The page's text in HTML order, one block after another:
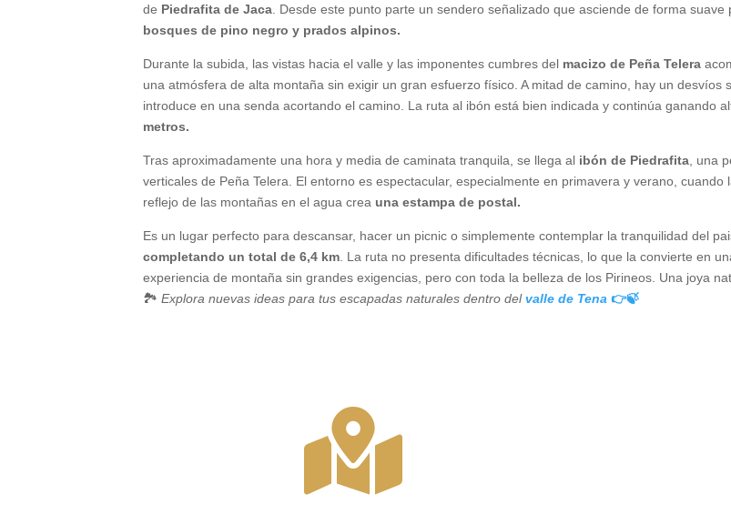
de Piedrafita de Jaca . Desde este punto parte un sendero señalizado que asciende de forma
bosques de pino negro y prados alpinos.
Durante la subida, las vistas hacia el valle y las imponentes cumbres del macizo de Peña Telera
una atmósfera de alta montaña sin exigir un gran esfuerzo físico. A mitad de camino, hay un
introduce en una senda acortando el camino. La ruta al ibón está bien indicada y continúa ganando
metros.
Tras aproximadamente una hora y media de caminata tranquila, se llega al ibón de Piedrafita , una
verticales de Peña Telera. El entorno es espectacular, especialmente en primavera y verano,
reflejo de las montañas en el agua crea una estampa de postal.
Es un lugar perfecto para descansar, hacer un picnic o simplemente contemplar la tranquilidad del
completando un total de 6,4 km . La ruta no presenta dificultades técnicas, lo que la convierte en
experiencia de montaña sin grandes exigencias, pero con toda la belleza de los Pirineos. Una joya
🏞️Explora nuevas ideas para tus escapadas naturales dentro delvalle de Tena 👉🍃
